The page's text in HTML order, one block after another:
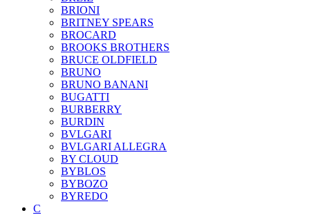
BRIONI
BRITNEY SPEARS
BROCARD
BROOKS BROTHERS
BRUCE OLDFIELD
BRUNO
BRUNO BANANI
BUGATTI
BURBERRY
BURDIN
BVLGARI
BVLGARI ALLEGRA
BY CLOUD
BYBLOS
BYBOZO
BYREDO
C